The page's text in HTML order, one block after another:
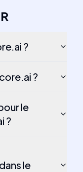
?
?
le
?
le